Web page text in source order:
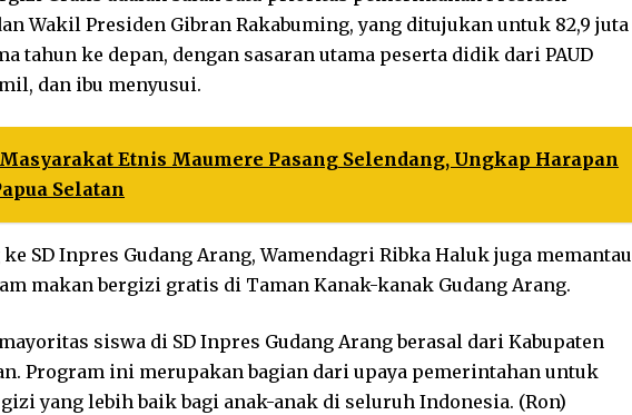
Wakil Presiden Gibran Rakabuming, yang ditujukan untuk 82,9 juta
tahun ke depan, dengan sasaran utama peserta didik dari PAUD
dan ibu menyusui.
Masyarakat Etnis Maumere Pasang Selendang, Ungkap Harapan
Selatan
SD Inpres Gudang Arang, Wamendagri Ribka Haluk juga memantau
makan bergizi gratis di Taman Kanak-kanak Gudang Arang.
siswa di SD Inpres Gudang Arang berasal dari Kabupaten
Program ini merupakan bagian dari upaya pemerintahan untuk
yang lebih baik bagi anak-anak di seluruh Indonesia. (Ron)